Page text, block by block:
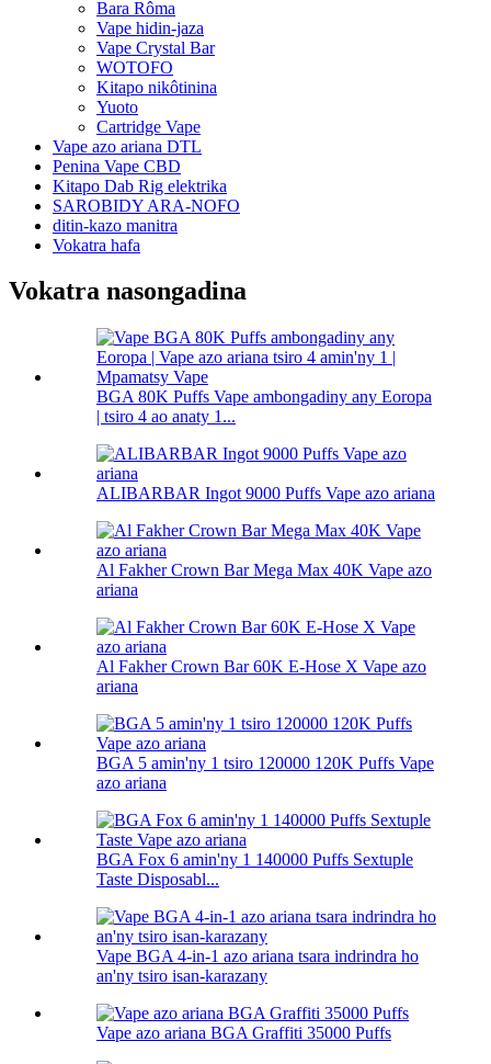
Bara Rôma
Vape hidin-jaza
Vape Crystal Bar
WOTOFO
Kitapo nikôtinina
Yuoto
Cartridge Vape
Vape azo ariana DTL
Penina Vape CBD
Kitapo Dab Rig elektrika
SAROBIDY ARA-NOFO
ditin-kazo manitra
Vokatra hafa
Vokatra nasongadina
BGA 80K Puffs Vape ambongadiny any Eoropa
| tsiro 4 ao anaty 1...
ALIBARBAR Ingot 9000 Puffs Vape azo ariana
Al Fakher Crown Bar Mega Max 40K Vape azo
ariana
Al Fakher Crown Bar 60K E-Hose X Vape azo
ariana
BGA 5 amin'ny 1 tsiro 120000 120K Puffs Vape
azo ariana
BGA Fox 6 amin'ny 1 140000 Puffs Sextuple
Taste Disposabl...
Vape BGA 4-in-1 azo ariana tsara indrindra ho
an'ny tsiro isan-karazany
Vape azo ariana BGA Graffiti 35000 Puffs